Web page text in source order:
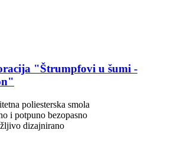
"Štrumpfovi u šumi -​
poliesterska smola
i potpuno bezopasno
dizajnirano